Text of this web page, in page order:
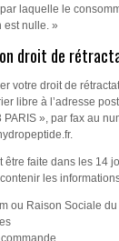
laquelle le
est nulle. »
droit de
votre droit de
libre à l’adresse
», par fax au
être faite dans les 14
les
ou Raison Sociale